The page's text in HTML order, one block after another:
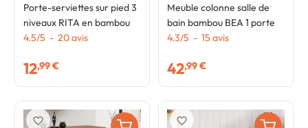
Porte-serviettes sur pied 3
niveaux RITA en bambou
4.5/5 - 20avis
12,99 €
Meuble colonne salle de
bain bambou BEA 1 porte
4.3/5 - 15 avis
42,99 €
favorite_border favorite_border